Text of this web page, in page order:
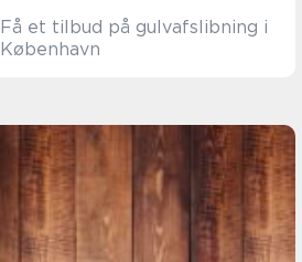
Få et tilbud på gulvafslibning i
København